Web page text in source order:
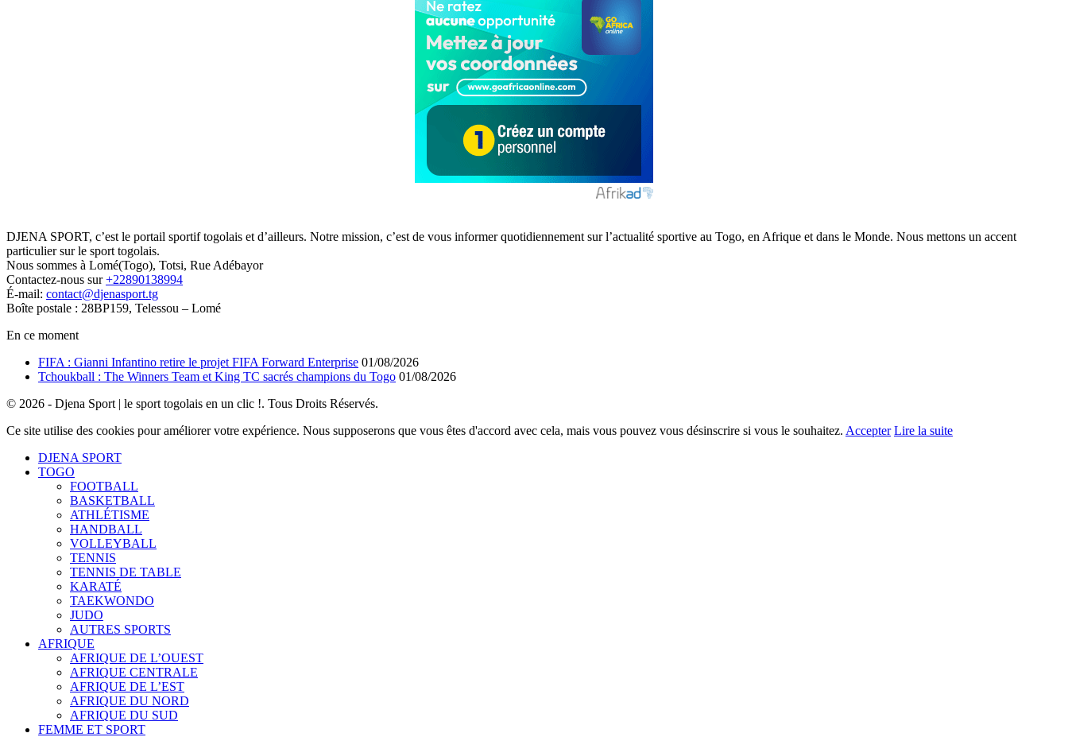
DJENA SPORT, c’est le portail sportif togolais et d’ailleurs. Notre mission, c’est de vous informer quotidiennement sur l’actualité sportive au Togo, en Afrique et dans le Monde. Nous mettons un accent
particulier sur le sport togolais.
Nous sommes à Lomé(Togo), Totsi, Rue Adébayor
Contactez-nous sur+22890138994
É-mail: contact@djenasport.tg
Boîte postale : 28BP159, Telessou – Lomé
En ce moment
FIFA : Gianni Infantino retire le projet FIFA Forward Enterprise 01/08/2026
Tchoukball : The Winners Team et King TC sacrés champions du Togo 01/08/2026
© 2026 - Djena Sport | le sport togolais en un clic !. Tous Droits Réservés.
Ce site utilise des cookies pour améliorer votre expérience. Nous supposerons que vous êtes d'accord avec cela, mais vous pouvez vous désinscrire si vous le souhaitez. Accepter Lire la suite
DJENA SPORT
TOGO
FOOTBALL
BASKETBALL
ATHLÉTISME
HANDBALL
VOLLEYBALL
TENNIS
TENNIS DE TABLE
KARATÉ
TAEKWONDO
JUDO
AUTRES SPORTS
AFRIQUE
AFRIQUE DE L’OUEST
AFRIQUE CENTRALE
AFRIQUE DE L’EST
AFRIQUE DU NORD
AFRIQUE DU SUD
FEMME ET SPORT